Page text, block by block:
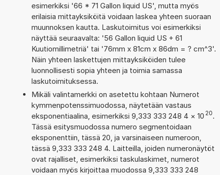
esimerkiksi '66 * 71 Gallon liquid US', mutta myös
erilaisia mittayksiköitä voidaan laskea yhteen suoraan
muunnoksen kautta. Laskutoimitus voi esimerkiksi
näyttää seuraavalta: '56 Gallon liquid US + 61
Kuutiomillimetriä' tai '76mm x 81cm x 86dm = ? cm^3'.
Näin yhteen laskettujen mittayksiköiden tulee
luonnollisesti sopia yhteen ja toimia samassa
laskutoimituksessa.
Mikäli valintamerkki on asetettu kohtaan Numerot
kymmenpotenssimuodossa, näytetään vastaus
eksponentiaalina, esimerkiksi 9,333 333 248 4 × 10 20.
Tässä esitysmuodossa numero segmentoidaan
eksponenttiin, tässä 20, ja varsinaiseen numeroon,
tässä 9,333 333 248 4. Laitteilla, joiden numeronäytöt
ovat rajalliset, esimerkiksi taskulaskimet, numerot
voidaan myös kirjoittaa muodossa 9,333 333 248